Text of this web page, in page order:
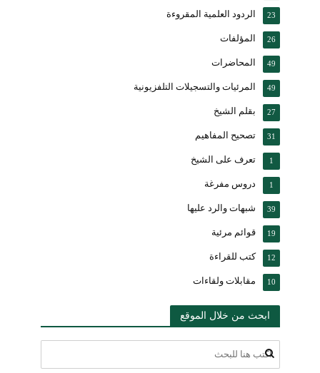
الردود العلمية المقروءة 23
المؤلفات 26
المحاضرات 49
المرئيات والتسجيلات التلفزيونية 49
بقلم الشيخ 27
تصحيح المفاهيم 31
تعرف على الشيخ 1
دروس مفرغة 1
شبهات والرد عليها 39
قوائم مرئية 19
كتب للقراءة 12
مقابلات ولقاءات 10
ابحث من خلال الموقع